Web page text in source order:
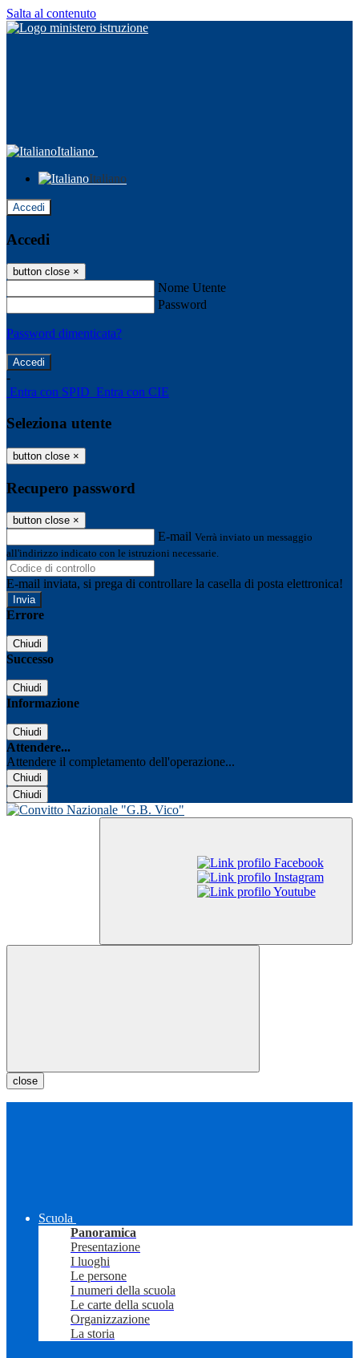
Salta al contenuto
Italiano
Italiano
Accedi
Accedi
button close ×
Nome Utente
Password
Password dimenticata?
-
Entra con SPID Entra con CIE
Seleziona utente
button close ×
Recupero password
button close ×
E-mail Verrà inviato un messaggio
all'indirizzo indicato con le istruzioni necessarie.
E-mail inviata, si prega di controllare la casella di posta elettronica!
Errore
Chiudi
Successo
Chiudi
Informazione
Chiudi
Attendere...
Attendere il completamento dell'operazione...
Chiudi
Chiudi
close
Scuola
Panoramica
Presentazione
I luoghi
Le persone
I numeri della scuola
Le carte della scuola
Organizzazione
La storia